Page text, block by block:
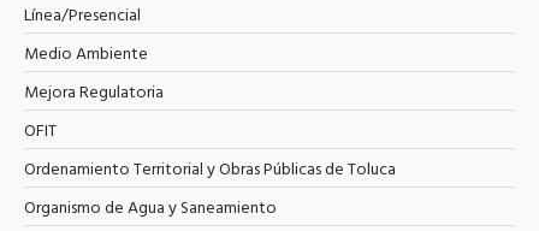
Línea/Presencial
Medio Ambiente
Mejora Regulatoria
OFIT
Ordenamiento Territorial y Obras Públicas de Toluca
Organismo de Agua y Saneamiento